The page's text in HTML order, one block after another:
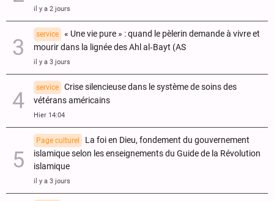
il y a 2 jours
service
« Une vie pure » : quand le pèlerin demande à vivre et
mourir dans la lignée des Ahl al‑Bayt (AS
il y a 3 jours
service
Crise silencieuse dans le système de soins des
vétérans américains
Hier 14:04
Page culturel
La foi en Dieu, fondement du gouvernement
islamique selon les enseignements du Guide de la Révolution
islamique
il y a 3 jours